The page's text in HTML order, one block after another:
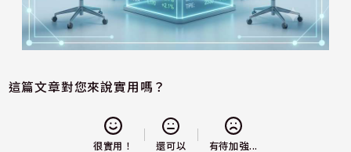
這篇文章對您來說實用嗎？
很實用！ 還可以 有待加強...